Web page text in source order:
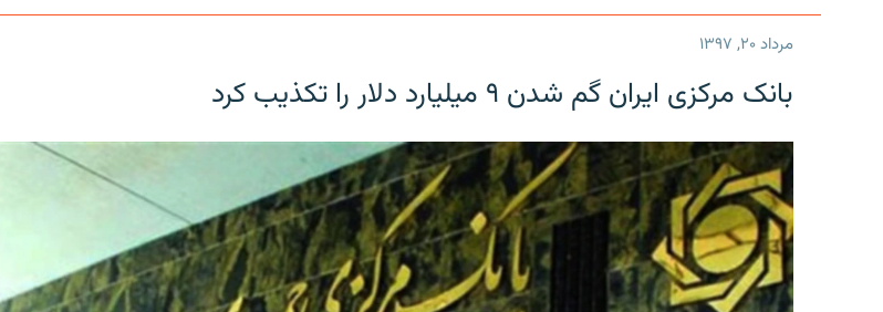
مرداد ۲۰, ۱۳۹۷
بانک مرکزی ایران گم شدن ۹ میلیارد دلار را تکذیب کرد